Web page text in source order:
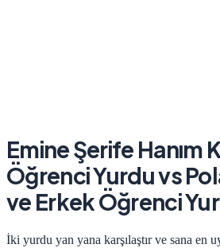
Emine Şerife Hanım
Öğrenci Yurduvs
ve Erkek Öğrenci
İki yurdu yan yana karşılaştır ve sana en